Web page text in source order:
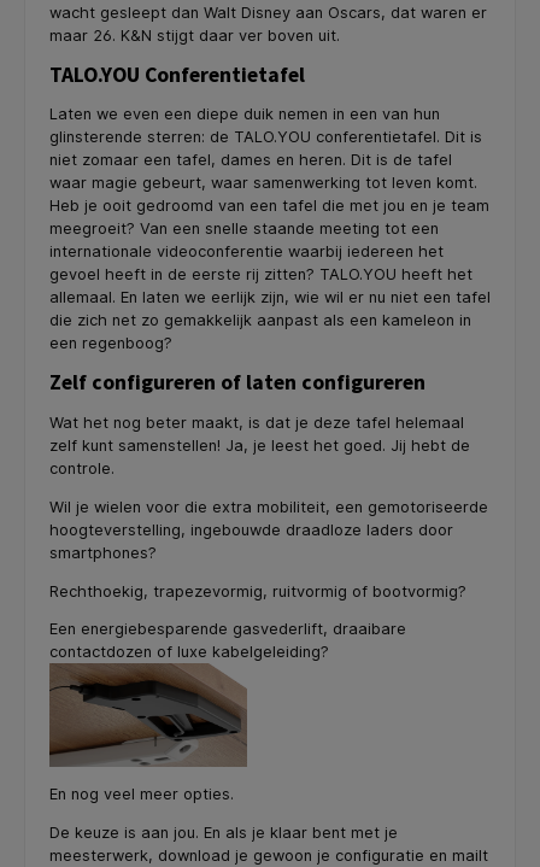
wacht gesleept dan Walt Disney aan Oscars, dat waren er
maar 26. K&N stijgt daar ver boven uit.
TALO.YOU Conferentietafel
Laten we even een diepe duik nemen in een van hun
glinsterende sterren: de TALO.YOU conferentietafel. Dit is
niet zomaar een tafel, dames en heren. Dit is de tafel
waar magie gebeurt, waar samenwerking tot leven komt.
Heb je ooit gedroomd van een tafel die met jou en je team
meegroeit? Van een snelle staande meeting tot een
internationale videoconferentie waarbij iedereen het
gevoel heeft in de eerste rij zitten? TALO.YOU heeft het
allemaal. En laten we eerlijk zijn, wie wil er nu niet een tafel
die zich net zo gemakkelijk aanpast als een kameleon in
een regenboog?
Zelf configureren of laten configureren
Wat het nog beter maakt, is dat je deze tafel helemaal
zelf kunt samenstellen! Ja, je leest het goed. Jij hebt de
controle.
Wil je wielen voor die extra mobiliteit, een gemotoriseerde
hoogteverstelling, ingebouwde draadloze laders door
smartphones?
Rechthoekig, trapezevormig, ruitvormig of bootvormig?
Een energiebesparende gasvederlift, draaibare
contactdozen of luxe kabelgeleiding?
En nog veel meer opties.
De keuze is aan jou. En als je klaar bent met je
meesterwerk, download je gewoon je configuratie en mailt